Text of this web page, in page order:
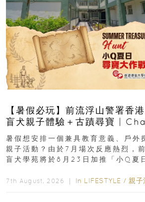
【暑假必玩】前流浮山警署香
盲犬親子體驗＋古蹟尋寶 |
組免費名額
暑假想安排一個兼具教育意義、戶外
親子活動？由於7月場次反應熱烈，
盲犬學苑將於8月23日加推「小Q夏
7th August, 2026 ｜ In LIFESTYLE / 親子